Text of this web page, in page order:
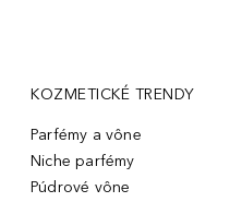
KOZMETICKÉ TRENDY
Parfémy a vône
Niche parfémy
Púdrové vône